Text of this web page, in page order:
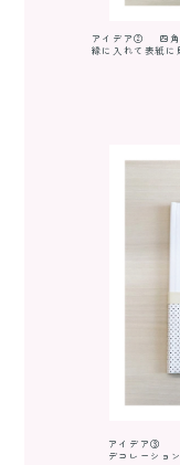
アイデア② 四角
縁に入れて表紙に
アイデア③
デコレーショ